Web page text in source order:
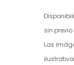
sin
Las